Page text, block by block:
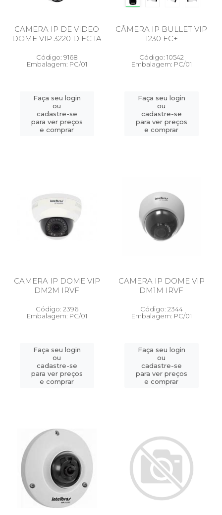
CAMERA IP DE VIDEO
DOME VIP 3220 D FC IA
Código: 9168
Embalagem: PC/01
Faça seu login
ou
cadastre-se
para ver preços
e comprar
CÂMERA IP BULLET VIP
1230 FC+
Código: 10542
Embalagem: PC/01
Faça seu login
ou
cadastre-se
para ver preços
e comprar
CAMERA IP DOME VIP
DM2M IRVF
Código: 2396
Embalagem: PC/01
Faça seu login
ou
cadastre-se
para ver preços
e comprar
CAMERA IP DOME VIP
DM1M IRVF
Código: 2344
Embalagem: PC/01
Faça seu login
ou
cadastre-se
para ver preços
e comprar